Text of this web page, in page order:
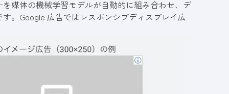
媒体の機械学習モデルが自動的に組み合わせ、デ
。Google 広告ではレスポンシブディスプレイ広